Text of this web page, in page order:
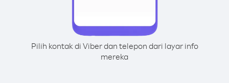
Pilih kontak di Viber dan telepon dari layar info
mereka